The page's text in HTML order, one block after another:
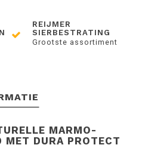
REIJMER
SIERBESTRATING
Grootste assortiment
MARMO-
MET DURA PROTECT